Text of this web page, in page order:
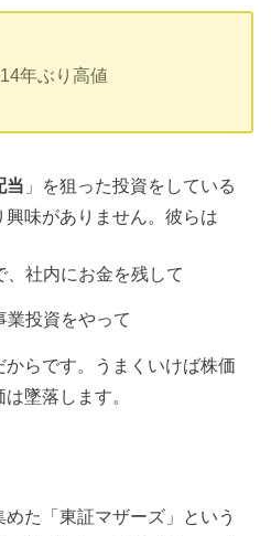
年ぶり高値
当 」を狙った投資をしている
味がありません。彼らは
社内にお金を残して
業投資をやって
らです。うまくいけば株価
墜落します。
た「東証マザーズ」という